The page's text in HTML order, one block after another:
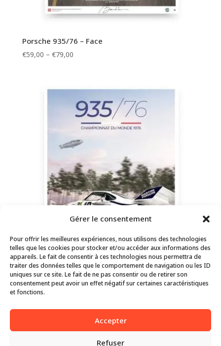
Gérer le consentement
Pour offrir les meilleures expériences, nous utilisons des technologies
telles que les cookies pour stocker et/ou accéder aux informations des
appareils. Le fait de consentir à ces technologies nous permettra de
traiter des données telles que le comportement de navigation ou les ID
uniques sur ce site. Le fait de ne pas consentir ou de retirer son
consentement peut avoir un effet négatif sur certaines caractéristiques
et fonctions.
Accepter
Refuser
Porsche 935/76 – Face
€59,00 – €79,00Price
through
€79,00
Exclusive Edition – © 2020-2026 | Design with love by